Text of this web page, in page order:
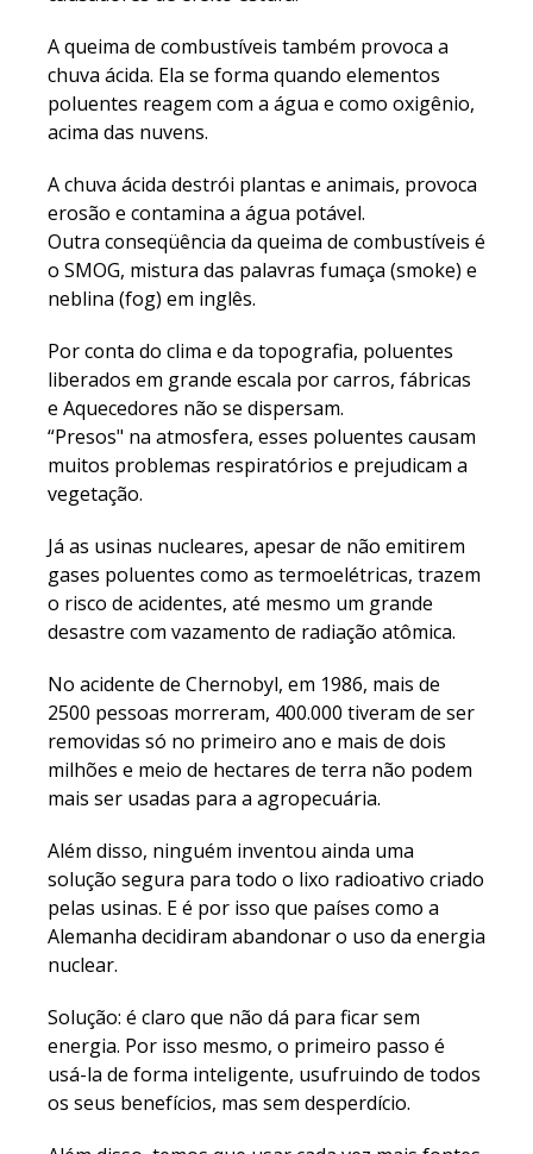
A queima de combustíveis também provoca a
chuva ácida. Ela se forma quando elementos
poluentes reagem com a água e como oxigênio,
acima das nuvens.
A chuva ácida destrói plantas e animais, provoca
erosão e contamina a água potável.
Outra conseqüência da queima de combustíveis é
o SMOG, mistura das palavras fumaça (smoke) e
neblina (fog) em inglês.
Por conta do clima e da topografia, poluentes
liberados em grande escala por carros, fábricas
e Aquecedores não se dispersam.
“Presos" na atmosfera, esses poluentes causam
muitos problemas respiratórios e prejudicam a
vegetação.
Já as usinas nucleares, apesar de não emitirem
gases poluentes como as termoelétricas, trazem
o risco de acidentes, até mesmo um grande
desastre com vazamento de radiação atômica.
No acidente de Chernobyl, em 1986, mais de
2500 pessoas morreram, 400.000 tiveram de ser
removidas só no primeiro ano e mais de dois
milhões e meio de hectares de terra não podem
mais ser usadas para a agropecuária.
Além disso, ninguém inventou ainda uma
solução segura para todo o lixo radioativo criado
pelas usinas. E é por isso que países como a
Alemanha decidiram abandonar o uso da energia
nuclear.
Solução: é claro que não dá para ficar sem
energia. Por isso mesmo, o primeiro passo é
usá-la de forma inteligente, usufruindo de todos
os seus benefícios, mas sem desperdício.